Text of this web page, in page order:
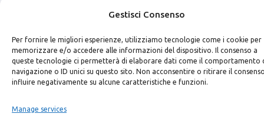
Gestisci Consenso
Per fornire le migliori esperienze, utilizziamo tecnologie come i cookie per
memorizzare e/o accedere alle informazioni del dispositivo. Il consenso a
queste tecnologie ci permetterà di elaborare dati come il comportamento
navigazione o ID unici su questo sito. Non acconsentire o ritirare il
influire negativamente su alcune caratteristiche e funzioni.
Manage services